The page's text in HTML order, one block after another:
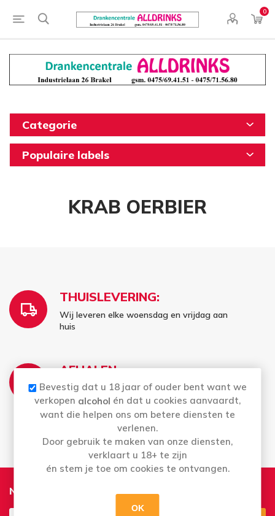
0
Categorie
Populaire labels
KRAB OERBIER
THUISLEVERING:
Wij leveren elke woensdag en vrijdag aan
huis
AFHALEN:
Di t.e.m. Za: Uw bestelling staat 2 uur later al
voor u klaar
Bestellingen op zondag en maandag kan u
vanaf dinsdag afhalen
Nieuwsbrief
Bevestig dat u 18 jaar of ouder bent want we
verkopen alcohol én dat u cookies aanvaardt,
want die helpen ons om betere diensten te
verlenen.
Door gebruik te maken van onze diensten,
verklaart u 18+ te zijn
én stem je toe om cookies te ontvangen.
OK